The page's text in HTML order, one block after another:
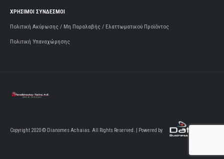
ΧΡΗΣΙΜΟΙ ΣΥΝΔΕΣΜΟΙ
Πολιτική Ακύρωσης / Μη Παραλαβής / Ελαττωματικού Προϊόντος
Πολιτική Υπαναχώρησης
Copyright 2020 © Dianomes Achaias. All Rights Reserved. | Powered by